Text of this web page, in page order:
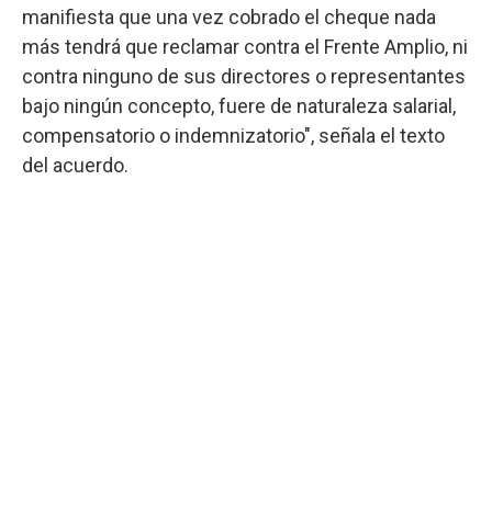
manifiesta que una vez cobrado el cheque nada
más tendrá que reclamar contra el Frente Amplio, ni
contra ninguno de sus directores o representantes
bajo ningún concepto, fuere de naturaleza salarial,
compensatorio o indemnizatorio", señala el texto
del acuerdo.